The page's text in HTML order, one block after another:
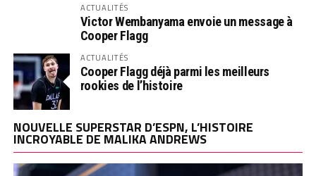
ACTUALITÉS
Victor Wembanyama envoie un message à
Cooper Flagg
ACTUALITÉS
Cooper Flagg déjà parmi les meilleurs
rookies de l’histoire
NOUVELLE SUPERSTAR D’ESPN, L’HISTOIRE
INCROYABLE DE MALIKA ANDREWS